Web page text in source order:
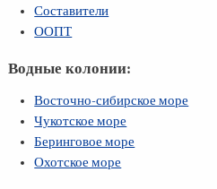
Составители
ООПТ
Водные колонии:
Восточно-сибирское море
Чукотское море
Беринговое море
Охотское море